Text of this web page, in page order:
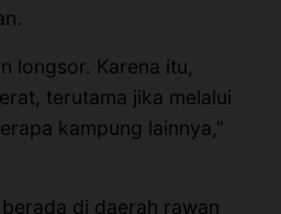
longsor. Karena itu,
terutama jika melalui
kampung lainnya,”
di daerah rawan